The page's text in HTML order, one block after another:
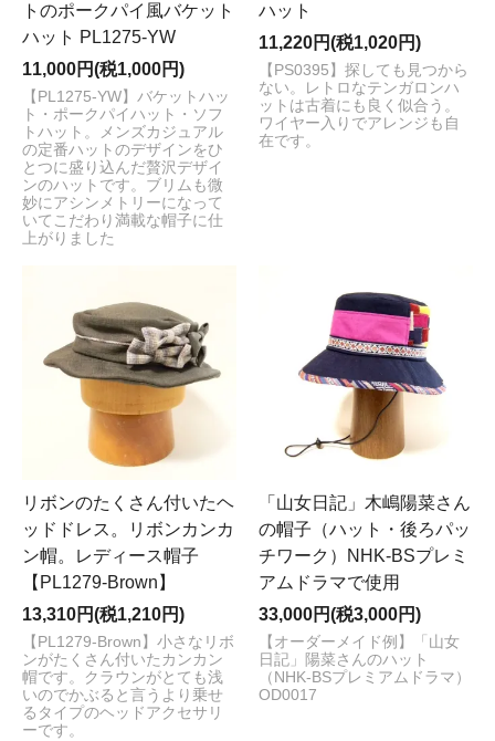
トのポークパイ風バケット
ハット PL1275-YW
11,000円(税1,000円)
【PL1275-YW】バケットハッ
ト・ポークパイハット・ソフ
トハット。メンズカジュアル
の定番ハットのデザインをひ
とつに盛り込んだ贅沢デザイ
ンのハットです。ブリムも微
妙にアシンメトリーになって
いてこだわり満載な帽子に仕
上がりました
ハット
11,220円(税1,020円)
【PS0395】探しても見つから
ない。レトロなテンガロンハ
ットは古着にも良く似合う。
ワイヤー入りでアレンジも自
在です。
リボンのたくさん付いたヘ
ッドドレス。リボンカンカ
ン帽。レディース帽子
【PL1279-Brown】
13,310円(税1,210円)
【PL1279-Brown】小さなリボ
ンがたくさん付いたカンカン
帽です。クラウンがとても浅
いのでかぶると言うより乗せ
るタイプのヘッドアクセサリ
ーです。
「山女日記」木嶋陽菜さん
の帽子（ハット・後ろパッ
チワーク）NHK-BSプレミ
アムドラマで使用
33,000円(税3,000円)
【オーダーメイド例】「山女
日記」陽菜さんのハット
（NHK-BSプレミアムドラマ）
OD0017